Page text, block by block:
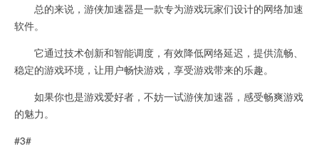
总的来说，游侠加速器是一款专为游戏玩家们设计的网络加速
软件。
它通过技术创新和智能调度，有效降低网络延迟，提供流畅、
稳定的游戏环境，让用户畅快游戏，享受游戏带来的乐趣。
如果你也是游戏爱好者，不妨一试游侠加速器，感受畅爽游戏
的魅力。
#3#